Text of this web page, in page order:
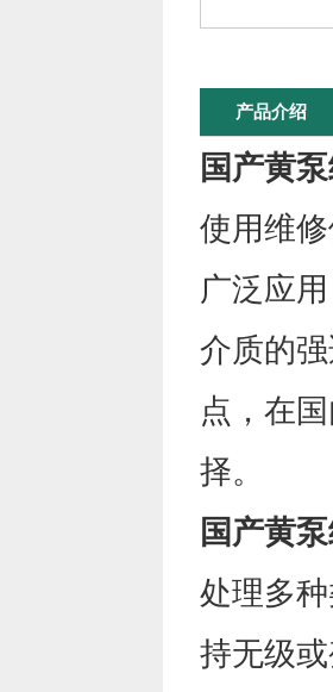
产品介绍
国产黄
使用维
广泛应
介质的
点，在
择。
国产黄
处理多
持无级